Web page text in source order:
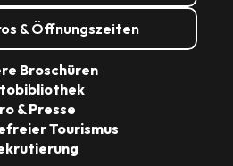
& Öffnungszeiten
Broschüren
& Presse
Tourismus